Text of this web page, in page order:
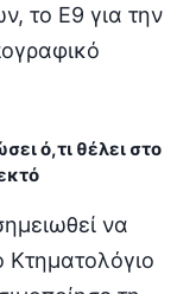
το Ε9 για την
ό,τι θέλει στο
να
Κτηματολόγιο